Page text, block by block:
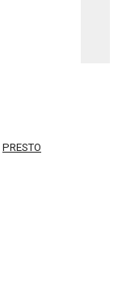
PRESTO